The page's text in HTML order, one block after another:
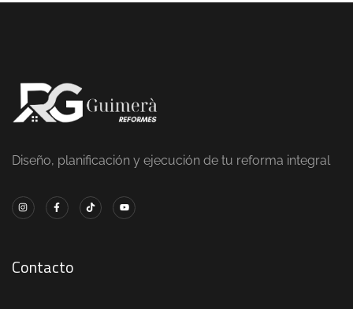
Diseño, planificación y ejecución de tu reforma integral
Contacto